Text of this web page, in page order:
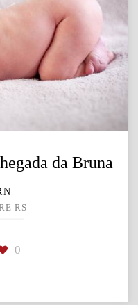
da Bruna
RS
0